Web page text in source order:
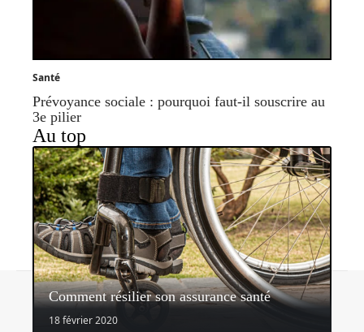
Santé
Prévoyance sociale : pourquoi faut-il souscrire au
3e pilier
Au top
Comment résilier son assurance santé
18 février 2020© 2026 | assurancerapide.fr
Contact Mentions légales Sitemap